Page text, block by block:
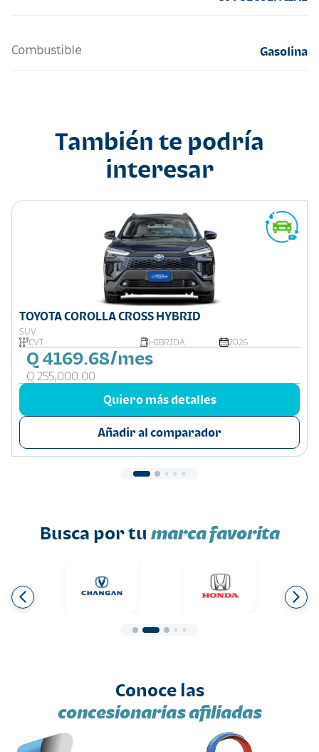
Combustible Gasolina
También te podría
interesar
TOYOTA COROLLA CROSS HYBRID
SUV
CVT
HIBRIDA 2026
Q 4169.68/mes
Q 255,000.00
Quiero más detalles
Añadir al comparador
Busca por tu marca favorita
Conoce las
concesionarias afiliadas